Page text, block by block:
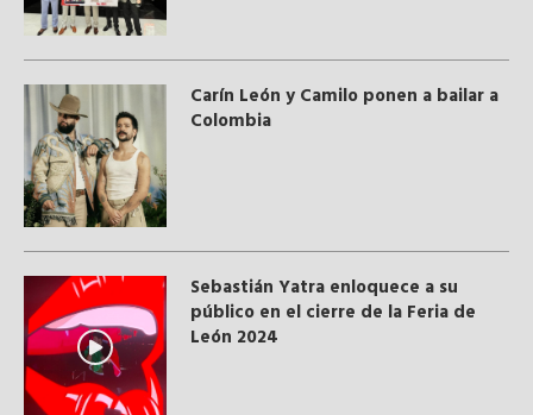
Carín León y Camilo ponen a bailar a
Colombia
Sebastián Yatra enloquece a su
público en el cierre de la Feria de
León 2024